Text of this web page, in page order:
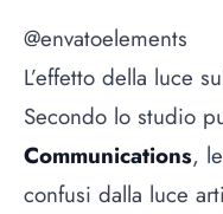
@envatoelements
L’effetto della luce
Secondo lo studio
Communications,
confusi dalla luce